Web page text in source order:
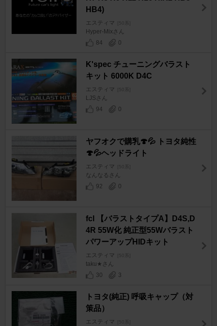
HB4)
エスティマ [50系]
Hyper-Mixさん
84
0
K'spec チューニングバラスト
キット 6000K D4C
エスティマ [50系]
LJSさん
94
0
ヤフオクで購乳🍄💦 トヨタ純性
🍄💦ヘッドライト
エスティマ [50系]
なんなるさん
92
0
fcl 【バラストタイプA】D4S,D
4R 55W化 純正型55Wバラスト
パワーアップHIDキット
エスティマ [50系]
taku★さん
30
3
トヨタ(純正) 呼吸キャップ（対
策品）
エスティマ [50系]